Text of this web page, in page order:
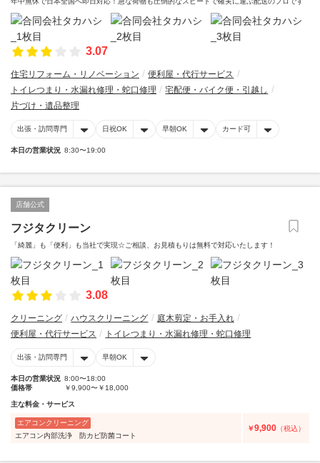
3.07
住宅リフォーム・リノベーション
便利屋・代行サービス
トイレつまり・水漏れ修理・蛇口修理
宅配便・バイク便・引越し
片づけ・遺品整理
出張・訪問専門 日祝OK 早朝OK カード可
本日の営業状況 8:30〜19:00
店舗公式
フジタクリーン
「綺麗」も「便利」も当社で実現☆ご相談、お見積もりは無料で対応いたします！
3.08
クリーニング ハウスクリーニング
庭木剪定・お手入れ
便利屋・代行サービス
トイレつまり・水漏れ修理・蛇口修理
出張・訪問専門 早朝OK
本日の営業状況 8:00〜18:00
価格帯
￥9,900〜￥18,000
主な料金・サービス
エアコンクリーニング
エアコン内部洗浄 防カビ防菌コート
￥9,900 （税込）